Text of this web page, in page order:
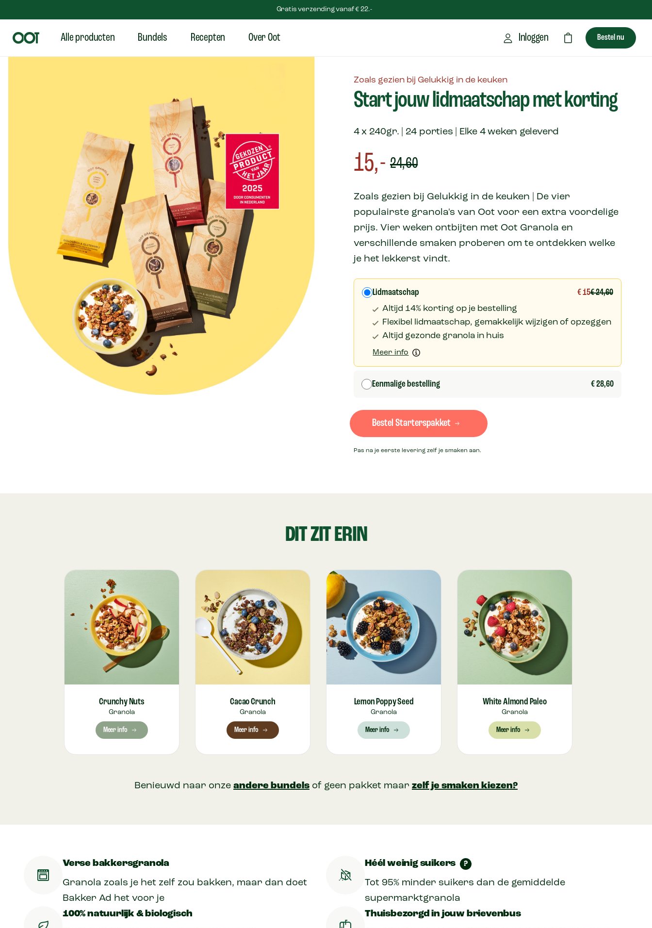
Gratis verzending vanaf € 22.-
Alle producten Bundels Recepten Over Oot Inloggen Bestel nu
Zoals gezien bij Gelukkig in de keuken
Start jouw lidmaatschap met korting
4 x 240gr. | 24 porties | Elke 4 weken geleverd
15,- 24,60
Zoals gezien bij Gelukkig in de keuken | De vier
populairste granola's van Oot voor een extra voordelige
prijs. Vier weken ontbijten met Oot Granola en
verschillende smaken proberen om te ontdekken welke
je het lekkerst vindt.
Lidmaatschap € 15€ 24,60
Altijd 14% korting op je bestelling
Flexibel lidmaatschap, gemakkelijk wijzigen of opzeggen
Altijd gezonde granola in huis
Meer info
Eenmalige bestelling € 28,60
Bestel Starterspakket
Pas na je eerste levering zelf je smaken aan.
DIT ZIT ERIN
Crunchy Nuts
Granola
Meer info
Cacao Crunch
Granola
Meer info
Lemon Poppy Seed
Granola
Meer info
White Almond Paleo
Granola
Meer info
Benieuwd naar onze andere bundels of geen pakket maar zelf je smaken kiezen?
Verse bakkersgranola
Granola zoals je het zelf zou bakken, maar dan doet
Bakker Ad het voor je
Héél weinig suikers ?
Tot 95% minder suikers dan de gemiddelde
supermarktgranola
100% natuurlijk​ & biologisch
Thuisbezorgd in jouw brievenbus